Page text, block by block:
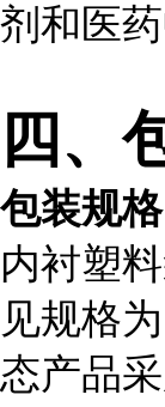
剂和医药
四、
包装规格
内衬塑
见规格
态产品